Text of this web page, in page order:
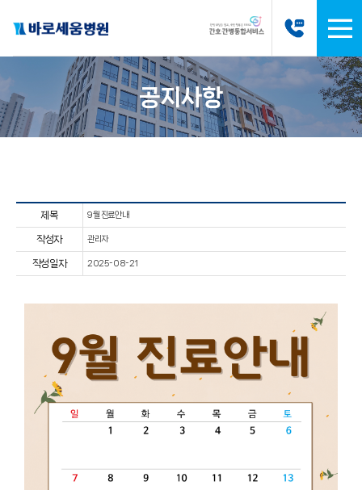
공지사항
제목 9월 진료안내
작성자 관리자
작성일자 2025-08-21